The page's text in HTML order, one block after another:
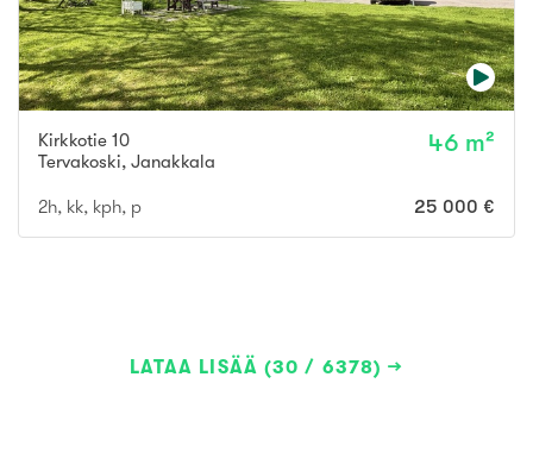
Kirkkotie 10
Tervakoski, Janakkala
46 m²
2h, kk, kph, p 25 000 €
LATAA LISÄÄ (30 / 6378)